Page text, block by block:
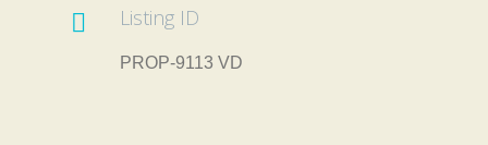
 Listing ID
PROP-9113 VD